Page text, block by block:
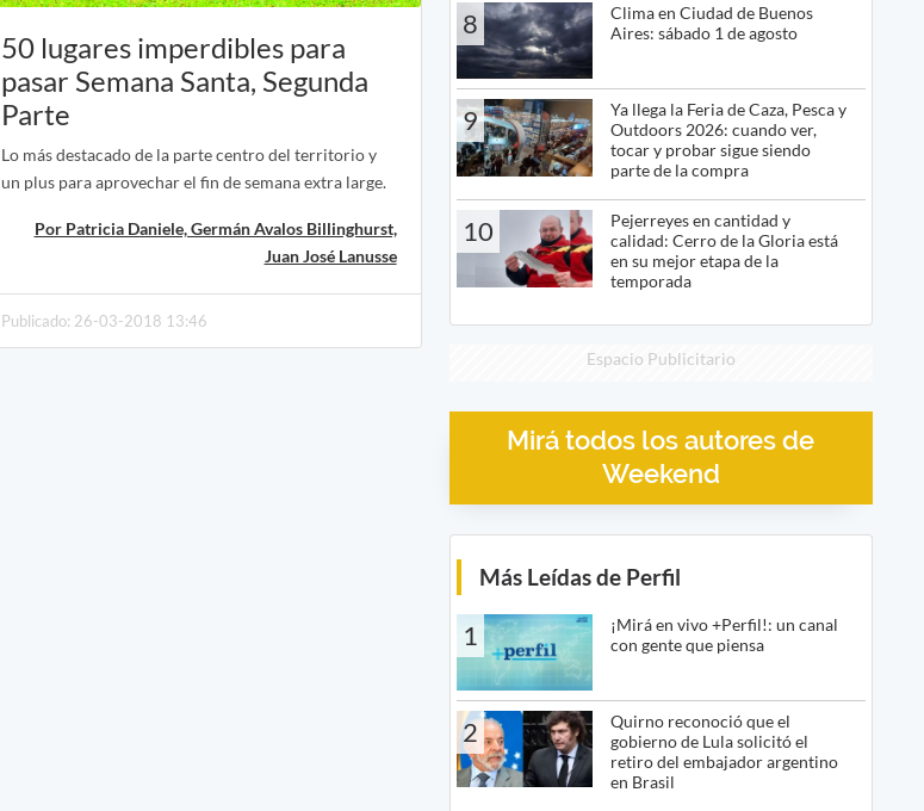
50 lugares imperdibles para
pasar Semana Santa, Segunda
Parte
Lo más destacado de la parte centro del territorio y
un plus para aprovechar el fin de semana extra large.
Por Patricia Daniele, Germán Avalos Billinghurst,
Juan José Lanusse
Publicado: 26-03-2018 13:46
8
Clima en Ciudad de Buenos
Aires: sábado 1 de agosto
9
Ya llega la Feria de Caza, Pesca y
Outdoors 2026: cuando ver,
tocar y probar sigue siendo
parte de la compra
10
Pejerreyes en cantidad y
calidad: Cerro de la Gloria está
en su mejor etapa de la
temporada
Espacio Publicitario
Mirá todos los autores de
Weekend
Más Leídas de Perfil
1
¡Mirá en vivo +Perfil!: un canal
con gente que piensa
2
Quirno reconoció que el
gobierno de Lula solicitó el
retiro del embajador argentino
en Brasil